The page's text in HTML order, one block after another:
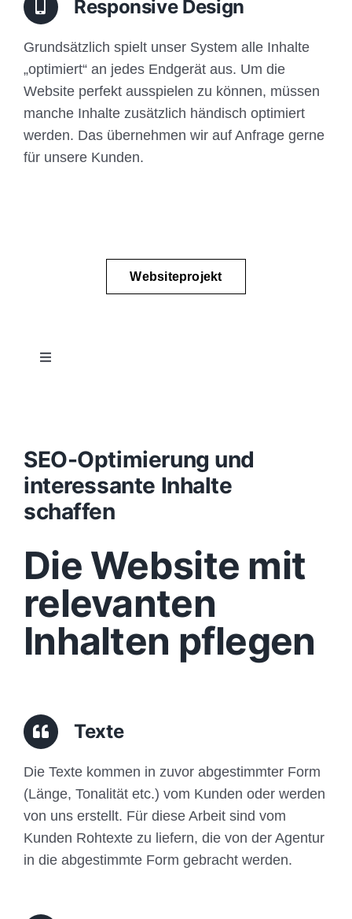
Responsive Design
Grundsätzlich spielt unser System alle Inhalte
„optimiert“ an jedes Endgerät aus. Um die
Website perfekt ausspielen zu können, müssen
manche Inhalte zusätzlich händisch optimiert
werden. Das übernehmen wir auf Anfrage gerne
für unsere Kunden.
Websiteprojekt
Toggle
Konzept
Design
Content
Funktionen
Aufbau
SEO-Optimierung und
interessante Inhalte
schaffen
Die Website mit
relevanten
Inhalten pflegen
Texte
Die Texte kommen in zuvor abgestimmter Form
(Länge, Tonalität etc.) vom Kunden oder werden
von uns erstellt. Für diese Arbeit sind vom
Kunden Rohtexte zu liefern, die von der Agentur
in die abgestimmte Form gebracht werden.